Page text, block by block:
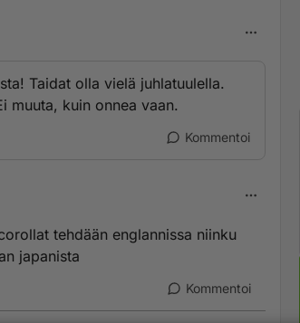
Taidat olla vielä juhlatuulella.
muuta, kuin onnea vaan.
Kommentoi
tehdään englannissa niinku
japanista
Kommentoi